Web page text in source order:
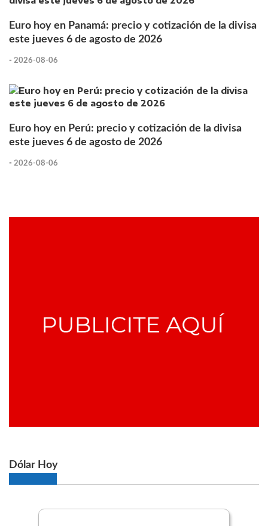
Euro hoy en Panamá: precio y cotización de la divisa
este jueves 6 de agosto de 2026
- 2026-08-06
Euro hoy en Perú: precio y cotización de la divisa
este jueves 6 de agosto de 2026
- 2026-08-06
Dólar Hoy